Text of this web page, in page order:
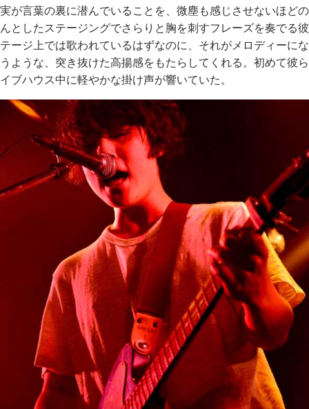
実が言葉の裏に潜んでいることを、微塵も感じさせないほど
んとしたステージングでさらりと胸を刺すフレーズを奏でる
テージ上では歌われているはずなのに、それがメロディーに
うような、突き抜けた高揚感をもたらしてくれる。初めて彼
イブハウス中に軽やかな掛け声が響いていた。